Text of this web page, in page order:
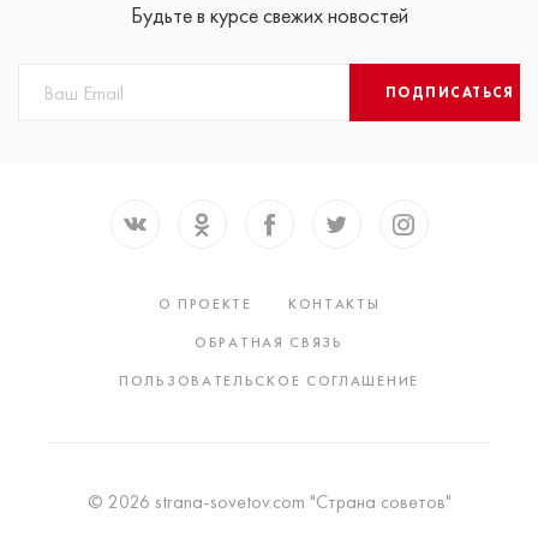
Будьте в курсе свежих новостей
ПОДПИСАТЬСЯ
О ПРОЕКТЕ
КОНТАКТЫ
ОБРАТНАЯ СВЯЗЬ
ПОЛЬЗОВАТЕЛЬСКОЕ СОГЛАШЕНИЕ
© 2026 strana-sovetov.com "Страна советов"